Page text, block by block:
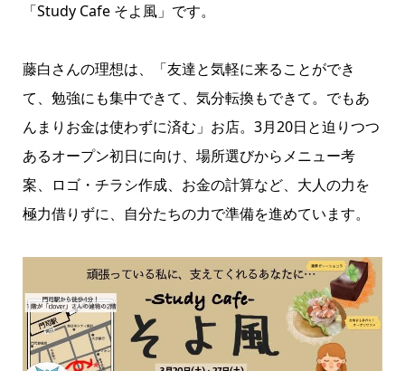
「Study Cafe そよ風」です。
藤白さんの理想は、「友達と気軽に来ることができ
て、勉強にも集中できて、気分転換もできて。でもあ
んまりお金は使わずに済む」お店。3月20日と迫りつつ
あるオープン初日に向け、場所選びからメニュー考
案、ロゴ・チラシ作成、お金の計算など、大人の力を
極力借りずに、自分たちの力で準備を進めています。